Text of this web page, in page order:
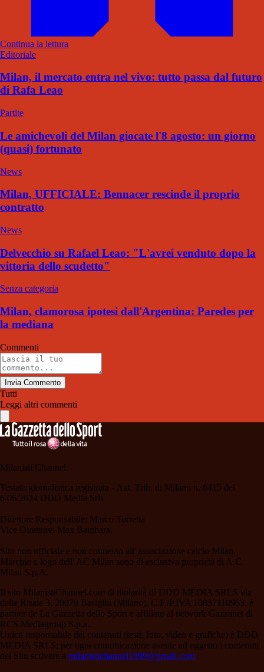
Continua la lettura
Editoriale
Milan, il mercato entra nel vivo: tutto passa dal futuro
di Rafa Leao
Partite
Le amichevoli del Milan giocate l'8 agosto: un giorno
(quasi) fortunato
News
Milan, UFFICIALE: Bennacer rescinde il proprio
contratto
News
Delvecchio su Rafael Leao: "L'avrei venduto dopo la
vittoria dello scudetto"
Senza categoria
Milan, clamorosa ipotesi dall'Argentina: Paredes per
la mediana
Commenti
Invia Commento
Tutti
Leggi altri commenti
Milanisti Channel
Testata giornalistica registrata - Aut. Trib. di Milano n. 6415 del
6/06/2024 DDD Media Srls
Direttore Responsabile: Marco Torretta
Vice Direttore: Max Bambara.
Sito non ufficiale e non connesso all' associazione calcio Milan.
Marchio e logo dell' AC Milan sono di esclusiva proprietà di A.C.
Milan S.p.A.
Il sito MilanistiChannel.com di titolarità di DDD MEDIA SRLS via
delle Risaie 3, 20079 Basiglio (Milano), C.F./P.IVA 10837110963, è
partner de La Gazzetta dello Sport e affiliato al network Gazzanet di
RCS Mediagroup S.p.a..
Unico responsabile dei contenuti (testi, foto, video e grafiche) è DDD
MEDIA SRLS; per ogni comunicazione avente ad oggetto i contenuti
del Sito scrivere a milanistichannel1899@gmail.com